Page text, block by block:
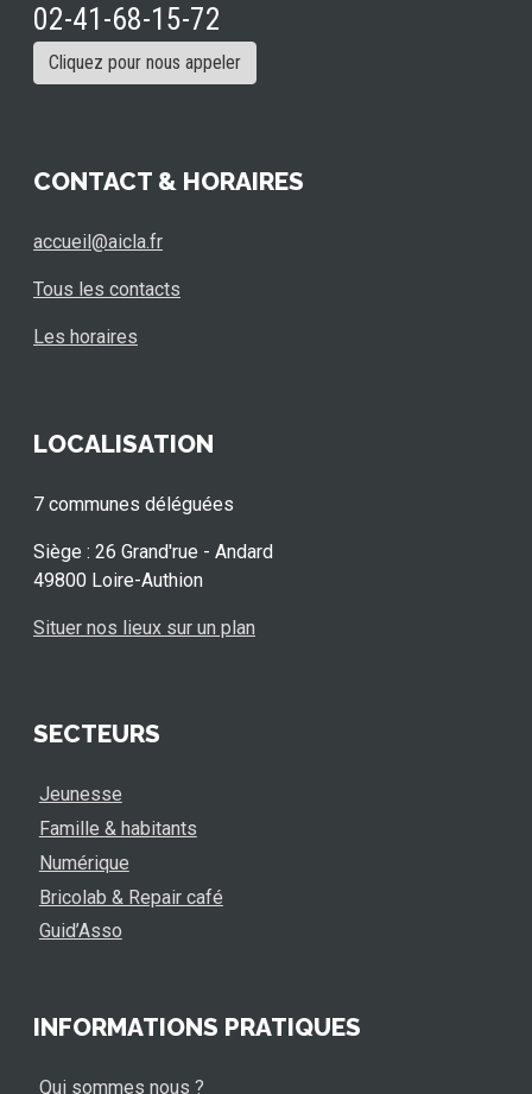
02-41-68-15-72
Cliquez pour nous appeler
CONTACT & HORAIRES
accueil@aicla.fr
Tous les contacts
Les horaires
LOCALISATION
7 communes déléguées
Siège : 26 Grand'rue - Andard
49800 Loire-Authion
Situer nos lieux sur un plan
SECTEURS
Jeunesse
Famille & habitants
Numérique
Bricolab & Repair café
Guid’Asso
INFORMATIONS PRATIQUES
Qui sommes nous ?